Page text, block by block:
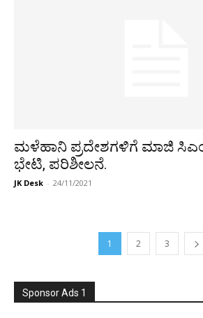
ಮಳೆಹಾನಿ ಪ್ರದೇಶಗಳಿಗೆ ಮಾಜಿ
ಭೇಟಿ, ಪರಿಶೀಲನೆ.
JK Desk - 24/11/2021
1 2 3
Sponsor Ads 1